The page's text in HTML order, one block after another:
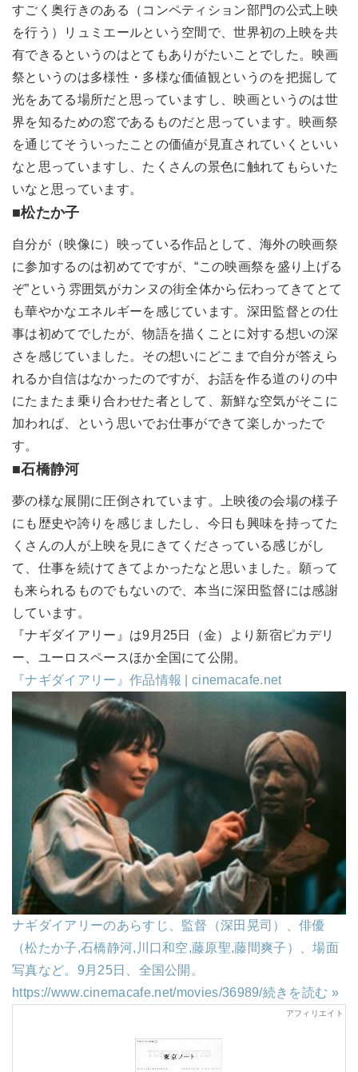
すごく奥行きのある（コンペティション部門の公式上映
を行う）リュミエールという空間で、世界初の上映を共
有できるというのはとてもありがたいことでした。映画
祭というのは多様性・多様な価値観というのを把掘して
光をあてる場所だと思っていますし、映画というのは世
界を知るための窓であるものだと思っています。映画祭
を通じてそういったことの価値が見直されていくといい
なと思っていますし、たくさんの景色に触れてもらいた
いなと思っています。
■松たか子
自分が（映像に）映っている作品として、海外の映画祭
に参加するのは初めてですが、“この映画祭を盛り上げる
ぞ”という雰囲気がカンヌの街全体から伝わってきてとて
も華やかなエネルギーを感じています。深田監督との仕
事は初めてでしたが、物語を描くことに対する想いの深
さを感じていました。その想いにどこまで自分が答えら
れるか自信はなかったのですが、お話を作る道のりの中
にたまたま乗り合わせた者として、新鮮な空気がそこに
加われば、という思いでお仕事ができて楽しかったで
す。
■石橋静河
夢の様な展開に圧倒されています。上映後の会場の様子
にも歴史や誇りを感じましたし、今日も興味を持ってた
くさんの人が上映を見にきてくださっている感じがし
て、仕事を続けてきてよかったなと思いました。願って
も来られるものでもないので、本当に深田監督には感謝
しています。
『ナギダイアリー』は9月25日（金）より新宿ピカデリ
ー、ユーロスペースほか全国にて公開。
『ナギダイアリー』作品情報 | cinemacafe.net
ナギダイアリーのあらすじ、監督（深田晃司）、俳優
（松たか子,石橋静河,川口和空,藤原聖,藤間爽子）、場面
写真など。9月25日、全国公開。
https://www.cinemacafe.net/movies/36989/続きを読む »